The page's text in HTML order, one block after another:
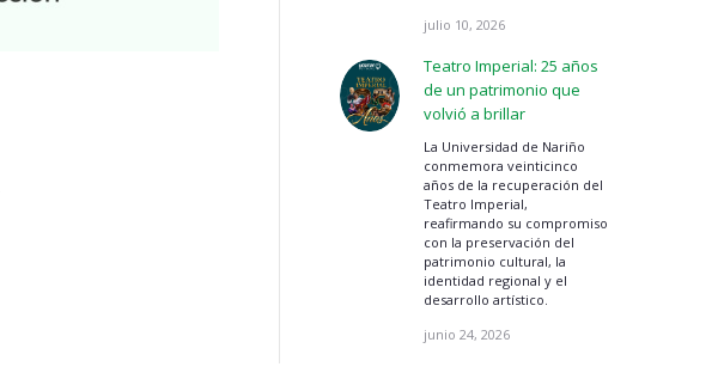
julio 10, 2026
Teatro Imperial: 25 años
de un patrimonio que
volvió a brillar
La Universidad de Nariño
conmemora veinticinco
años de la recuperación del
Teatro Imperial,
reafirmando su compromiso
con la preservación del
patrimonio cultural, la
identidad regional y el
desarrollo artístico.
junio 24, 2026